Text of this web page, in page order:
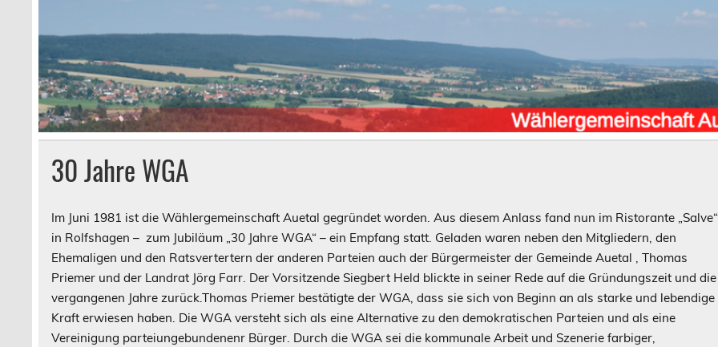
30 Jahre WGA
Im Juni 1981 ist die Wählergemeinschaft Auetal gegründet worden. Aus diesem Anlass fand nun im Ristorante „Salve“
in Rolfshagen – zum Jubiläum „30 Jahre WGA“ – ein Empfang statt. Geladen waren neben den Mitgliedern, den
Ehemaligen und den Ratsvertertern der anderen Parteien auch der Bürgermeister der Gemeinde Auetal , Thomas
Priemer und der Landrat Jörg Farr. Der Vorsitzende Siegbert Held blickte in seiner Rede auf die Gründungszeit und die
vergangenen Jahre zurück.Thomas Priemer bestätigte der WGA, dass sie sich von Beginn an als starke und lebendige
Kraft erwiesen haben. Die WGA versteht sich als eine Alternative zu den demokratischen Parteien und als eine
Vereinigung parteiungebundenenr Bürger. Durch die WGA sei die kommunale Arbeit und Szenerie farbiger,